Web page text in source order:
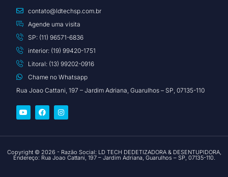
contato@ldtechsp.com.br
Agende uma visita
SP: (11) 96571-6836
interior: (19) 99420-1751
Litoral: (13) 99202-0916
Chame no Whatsapp
Rua Joao Cattani, 197 – Jardim Adriana, Guarulhos – SP, 07135-110
Copyright © 2026 - Razão Social: LD TECH DEDETIZADORA & DESENTUPIDORA,
Endereço: Rua Joao Cattani, 197 – Jardim Adriana, Guarulhos – SP, 07135-110.